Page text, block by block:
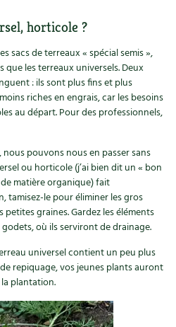
horticole ?
sacs de terreaux « spécial semis »,
les terreaux universels. Deux
: ils sont plus fins et plus
riches en engrais, car les besoins
au départ. Pour des professionnels,
pouvons nous en passer sans
ou horticole (j’ai bien dit un « bon
matière organique) fait
tamisez-le pour éliminer les gros
graines. Gardez les éléments
où ils serviront de drainage.
universel contient un peu plus
repiquage, vos jeunes plants auront
plantation.